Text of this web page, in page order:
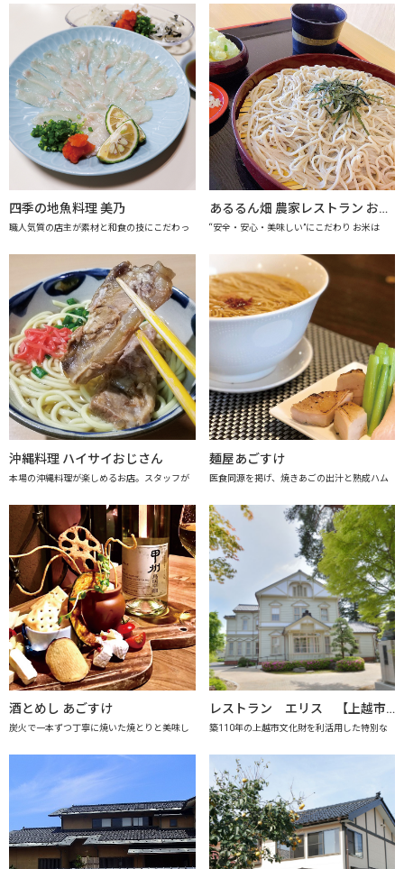
四季の地魚料理 美乃
職人気質の店主が素材と和食の技にこだわっ
あるるん畑 農家レストラン おかげさま 【上越市地産地消推進の店認定店】
“安全・安心・美味しい”にこだわり お米は
沖縄料理 ハイサイおじさん
本場の沖縄料理が楽しめるお店。スタッフが
麺屋あごすけ
医食同源を掲げ、焼きあごの出汁と熟成ハム
酒とめし あごすけ
炭火で一本ずつ丁寧に焼いた焼とりと美味し
レストラン エリス 【上越市地産地消推進の店認定店】
築110年の上越市文化財を利活用した特別な